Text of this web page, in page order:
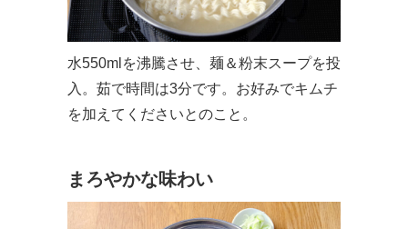
水550mlを沸騰させ、麺＆粉末スープを投
入。茹で時間は3分です。お好みでキムチ
を加えてくださいとのこと。
まろやかな味わい